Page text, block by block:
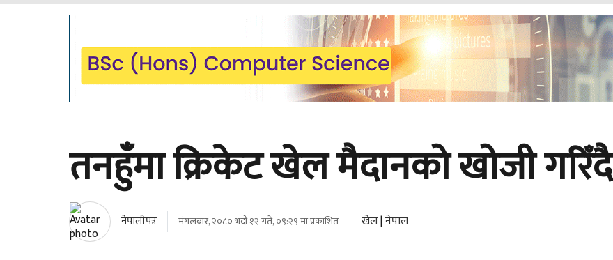
तनहुँमा क्रिकेट खेल मैदानको खोजी गरिँदै
नेपालीपत्र मंगलबार, २०८० भदौ १२ गते, ०९:२९ मा प्रकाशित खेल|नेपाल